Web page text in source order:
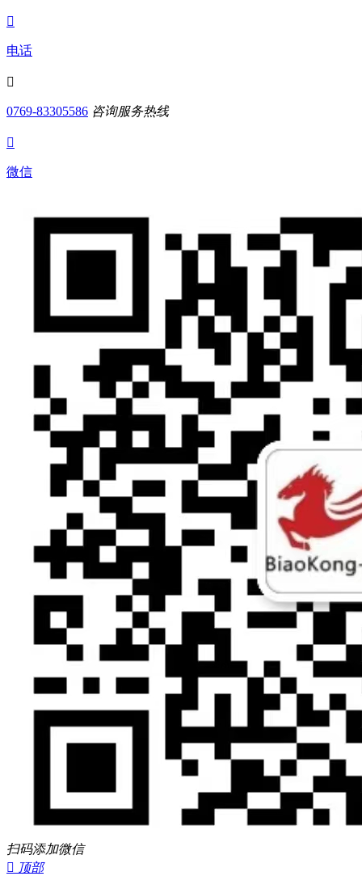

电话

0769-83305586 咨询服务热线

微信
扫码添加微信
 顶部